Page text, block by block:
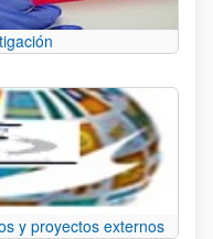
y proyectos externos